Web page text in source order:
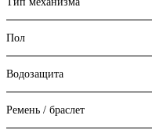
Пол
Водозащита
Ремень / браслет